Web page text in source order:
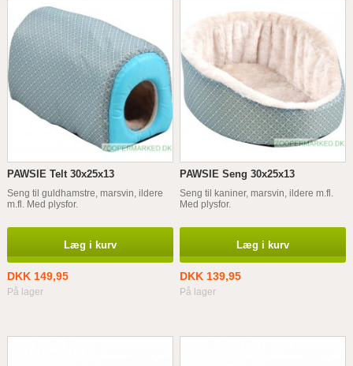
PAWSIE Telt 30x25x13
Seng til guldhamstre, marsvin, ildere
m.fl. Med plysfor.
Læg i kurv
DKK 149,95
På lager
PAWSIE Seng 30x25x13
Seng til kaniner, marsvin, ildere m.fl.
Med plysfor.
Læg i kurv
DKK 139,95
På lager